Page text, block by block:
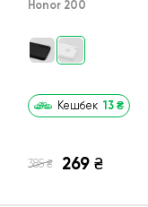
Honor 200
Кешбек 13 ₴
385 ₴ 269 ₴